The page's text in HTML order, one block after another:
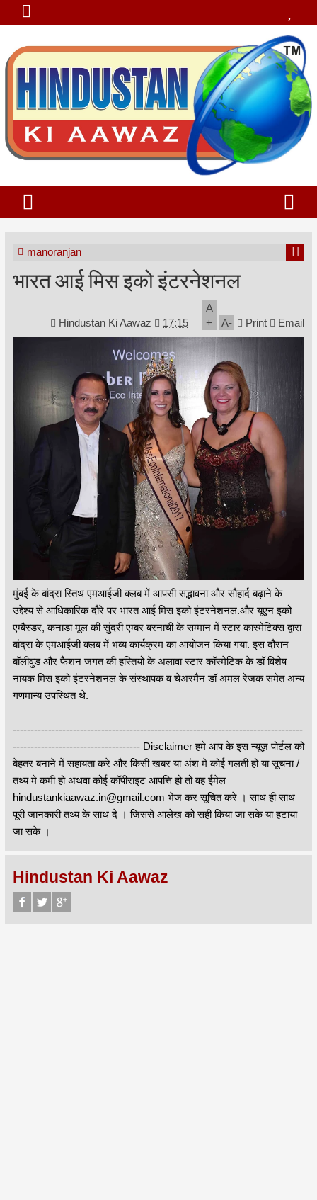
manoranjan
भारत आई मिस इको इंटरनेशनल
Hindustan Ki Aawaz 17:15
A
+
A- Print Email
मुंबई के बांद्रा स्तिथ एमआईजी क्लब में आपसी सद्भावना और सौहार्द बढ़ाने के
उद्देश्य से आधिकारिक दौरे पर भारत आई मिस इको इंटरनेशनल.और यूएन इको
एम्बैस्डर, कनाडा मूल की सुंदरी एम्बर बरनाची के सम्मान में स्टार कास्मेटिक्स द्वारा
बांद्रा के एमआईजी क्लब में भव्य कार्यक्रम का आयोजन किया गया. इस दौरान
बॉलीवुड और फैशन जगत की हस्तियों के अलावा स्टार कॉस्मेटिक के डॉ विशेष
नायक मिस इको इंटरनेशनल के संस्थापक व चेअरमैन डॉ अमल रेजक समेत अन्य
गणमान्य उपस्थित थे.
----------------------------------------------------------------------------------
------------------------------------ Disclaimer हमे आप के इस न्यूज़ पोर्टल को
बेहतर बनाने में सहायता करे और किसी खबर या अंश मे कोई गलती हो या सूचना /
तथ्य मे कमी हो अथवा कोई कॉपीराइट आपत्ति हो तो वह ईमेल
hindustankiaawaz.in@gmail.com भेज कर सूचित करे । साथ ही साथ
पूरी जानकारी तथ्य के साथ दे । जिससे आलेख को सही किया जा सके या हटाया
जा सके ।
Hindustan Ki Aawaz